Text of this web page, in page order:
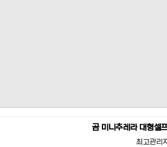
곰 미니추레라 대형셀
최고관리